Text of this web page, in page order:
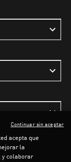
acepta que
la
y colaborar
Continuar sin aceptar